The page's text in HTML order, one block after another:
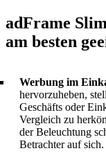
adFrame
am besten
Werbung im
hervorzuheben,
Geschäfts oder
Vergleich zu
der Beleuchtung
Betrachter auf sich.